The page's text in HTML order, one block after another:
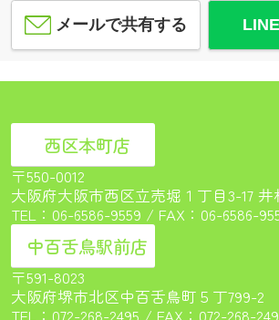
メールで共有する
西区本町店
〒550-0012
大阪府大阪市西区立売堀１丁目3-17 井
TEL： 06-6586-9559 / FAX：06-6586-
中百舌鳥駅前店
〒591-8023
大阪府堺市北区中百舌鳥町５丁799-2